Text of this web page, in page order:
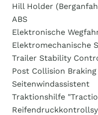
Hill Holder
ABS
Elektronische
Elektromechanische
Trailer Stability
Post Collision
Seitenwindassistent
Traktionshilfe